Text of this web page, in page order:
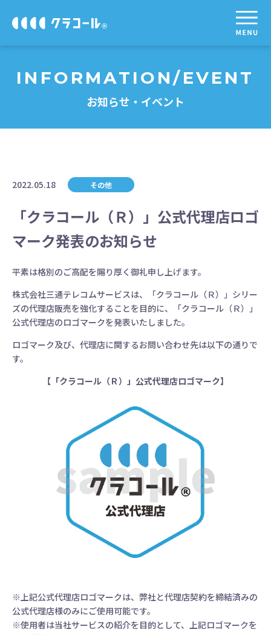
INFORMATION/EVENT
お知らせ・イベント
2022.05.18 その他
「クラコール（Ｒ）」公式代理店ロゴ
マーク発表のお知らせ
平素は格別のご高配を賜り厚く御礼申し上げます。
株式会社三通テレコムサービスは、「クラコール（Ｒ）」シリー
ズの代理店販売を強化することを目的に、「クラコール（Ｒ）」
公式代理店のロゴマークを発表いたしました。
ロゴマーク及び、代理店に関するお問い合わせ先は以下の通りで
す。
【「クラコール（Ｒ）」公式代理店ロゴマーク】
※上記公式代理店ロゴマークは、弊社と代理店契約を締結済みの
公式代理店様のみにご使用可能です。
※使用者は当社サービスの紹介を目的として、上記ロゴマークを